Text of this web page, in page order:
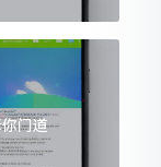
门道